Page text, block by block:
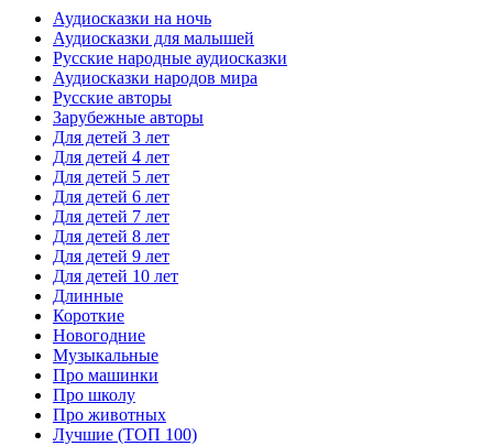
Аудиосказки на ночь
Аудиосказки для малышей
Русские народные аудиосказки
Аудиосказки народов мира
Русские авторы
Зарубежные авторы
Для детей 3 лет
Для детей 4 лет
Для детей 5 лет
Для детей 6 лет
Для детей 7 лет
Для детей 8 лет
Для детей 9 лет
Для детей 10 лет
Длинные
Короткие
Новогодние
Музыкальные
Про машинки
Про школу
Про животных
Лучшие (ТОП 100)